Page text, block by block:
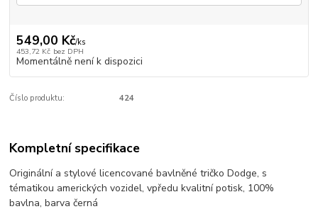
549,00 Kč/ks
453,72 Kč bez DPH
Momentálně není k dispozici
Číslo produktu: 424
Kompletní specifikace
Originální a stylové licencované bavlněné tričko Dodge, s
tématikou amerických vozidel, vpředu kvalitní potisk, 100%
bavlna, barva černá